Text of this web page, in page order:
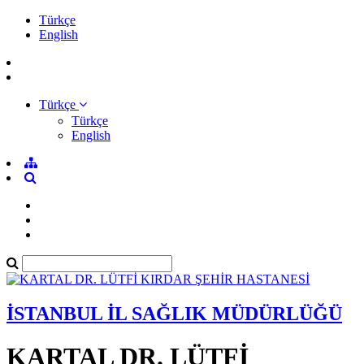
Türkçe
English
Türkçe
Türkçe
English
İSTANBUL İL SAĞLIK MÜDÜRLÜĞÜ
KARTAL DR. LÜTFİ